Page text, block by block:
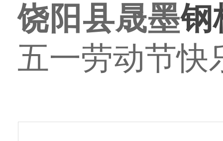
饶阳县晟墨钢
五一劳动节快